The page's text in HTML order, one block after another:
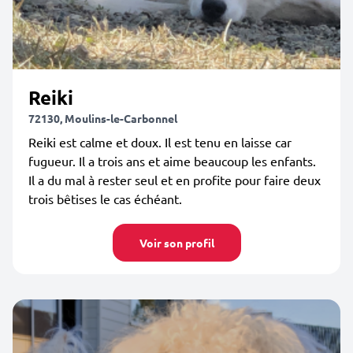
Reiki
72130, Moulins-le-Carbonnel
Reiki est calme et doux. Il est tenu en laisse car
fugueur. Il a trois ans et aime beaucoup les enfants.
Il a du mal à rester seul et en profite pour faire deux
trois bêtises le cas échéant.
Voir son profil